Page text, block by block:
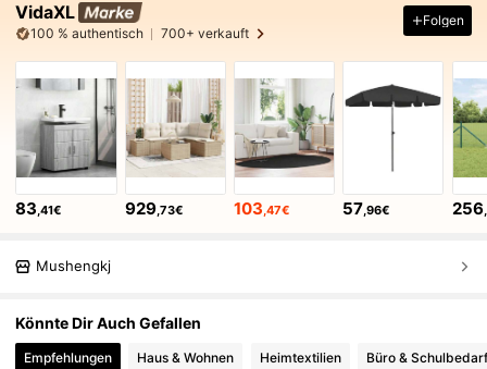
VidaXL
100 % authentisch 700+ verkauft
Folgen
83,41€ 929,73€ 103,47€ 57,96€ 256
Mushengkj
Könnte Dir Auch Gefallen
Empfehlungen Haus & Wohnen Heimtextilien Büro & Schulbedarf